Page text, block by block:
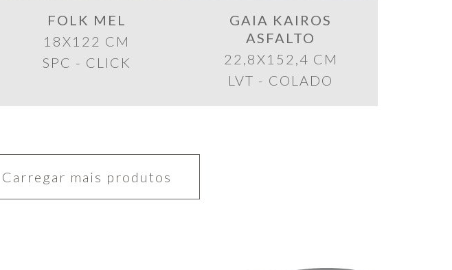
FOLK MEL
18X122 CM
SPC - CLICK
GAIA KAIROS
ASFALTO
22,8X152,4 CM
LVT - COLADO
Carregar mais produtos